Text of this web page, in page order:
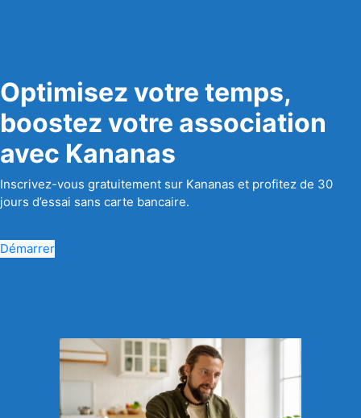
Optimisez votre temps,
boostez votre association
avec Kananas
Inscrivez-vous gratuitement sur Kananas et profitez de 30
jours d’essai sans carte bancaire.
Démarrer